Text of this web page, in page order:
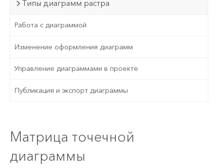
Типы диаграмм растра
Работа с диаграммой
Изменение оформления диаграмм
Управление диаграммами в проекте
Публикация и экспорт диаграммы
Матрица точечной
диаграммы